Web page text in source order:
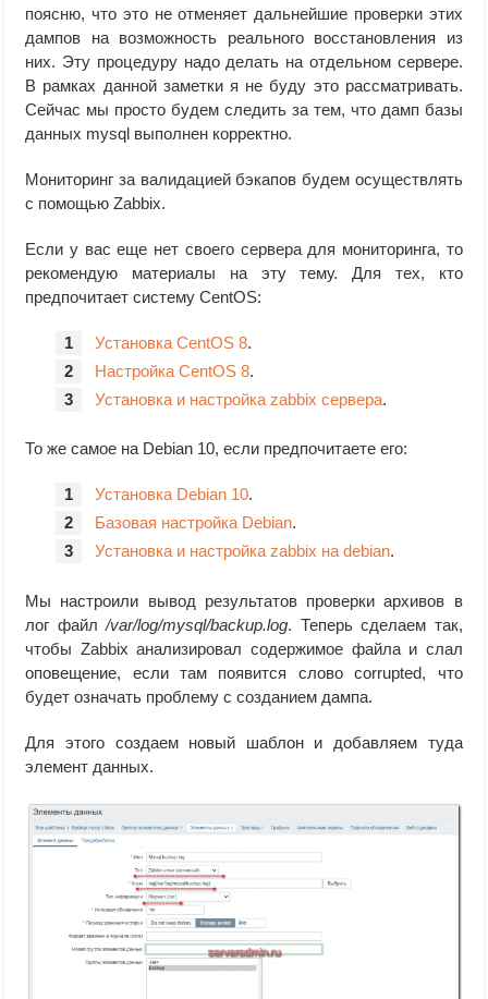
    echo `date +%F_%H-%M` ${FNAME} is OK >> $LOG
    /usr/bin/gzip ${FNAME}
else
    echo `date +%F_%H-%M` ${FNAME} is corrupted >> $LOG
    /usr/bin/rm ${FNAME}
fi
    echo `date +%F_%H-%M` ${FNAME} is corrupted >> $LOG
    /usr/bin/rm ${FNAME}
fi
#удаляем бэкапы и логи старше суток.
find /mnt/backup -type f -mmin +1440 -exec rm -rf {} \;
поясню, что это не отменяет дальнейшие проверки этих
дампов на возможность реального восстановления из
них. Эту процедуру надо делать на отдельном сервере.
В рамках данной заметки я не буду это рассматривать.
Сейчас мы просто будем следить за тем, что дамп базы
данных mysql выполнен корректно.
Мониторинг за валидацией бэкапов будем осуществлять
с помощью Zabbix.
Если у вас еще нет своего сервера для мониторинга, то
рекомендую материалы на эту тему. Для тех, кто
предпочитает систему CentOS:
Установка CentOS 8.
Настройка CentOS 8.
Установка и настройка zabbix сервера.
То же самое на Debian 10, если предпочитаете его:
Установка Debian 10.
Базовая настройка Debian.
Установка и настройка zabbix на debian.
Мы настроили вывод результатов проверки архивов в
лог файл/var/log/mysql/backup.log. Теперь сделаем так,
чтобы Zabbix анализировал содержимое файла и слал
оповещение, если там появится слово corrupted, что
будет означать проблему с созданием дампа.
Для этого создаем новый шаблон и добавляем туда
элемент данных.